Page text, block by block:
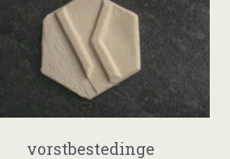
vorstbestedinge